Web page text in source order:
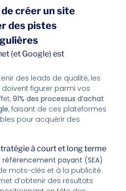
créer un site
des pistes
(et Google) est
des leads de qualité, les
figurer parmi vos
91% des processus d’achat
, faisant de ces plateformes
pour acquérir des
à court et long terme
payant (SEA)
mots-clés et à la publicité
d’obtenir des résultats